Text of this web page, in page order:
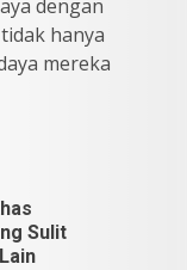
dengan
hanya
mereka
Sulit